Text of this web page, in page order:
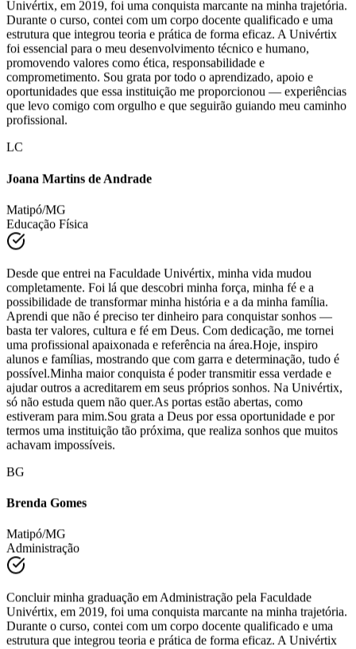
Univértix, em 2019, foi uma conquista marcante na minha trajetória.
Durante o curso, contei com um corpo docente qualificado e uma
estrutura que integrou teoria e prática de forma eficaz. A Univértix
foi essencial para o meu desenvolvimento técnico e humano,
promovendo valores como ética, responsabilidade e
comprometimento. Sou grata por todo o aprendizado, apoio e
oportunidades que essa instituição me proporcionou — experiências
que levo comigo com orgulho e que seguirão guiando meu caminho
profissional.
Matipó/MG
Educação Física
Desde que entrei na Faculdade Univértix, minha vida mudou
completamente. Foi lá que descobri minha força, minha fé e a
possibilidade de transformar minha história e a da minha família.
Aprendi que não é preciso ter dinheiro para conquistar sonhos —
basta ter valores, cultura e fé em Deus. Com dedicação, me tornei
uma profissional apaixonada e referência na área.Hoje, inspiro
alunos e famílias, mostrando que com garra e determinação, tudo é
possível.Minha maior conquista é poder transmitir essa verdade e
ajudar outros a acreditarem em seus próprios sonhos. Na Univértix,
só não estuda quem não quer.As portas estão abertas, como
estiveram para mim.Sou grata a Deus por essa oportunidade e por
termos uma instituição tão próxima, que realiza sonhos que muitos
achavam impossíveis.
Matipó/MG
Administração
Concluir minha graduação em Administração pela Faculdade
Univértix, em 2019, foi uma conquista marcante na minha trajetória.
Durante o curso, contei com um corpo docente qualificado e uma